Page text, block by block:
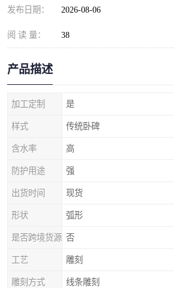
发布日期： 2026-08-06
阅 读 量： 38
产品描述
加工定制 是
样式 传统卧碑
含水率 高
防护用途 强
出货时间 现货
形状 弧形
是否跨境货源 否
工艺 雕刻
雕刻方式 线条雕刻